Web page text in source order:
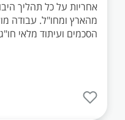
אחריות על כל תהליך
מהארץ ומחו"ל. עבודה
הסכמים ועיתוד מלאי